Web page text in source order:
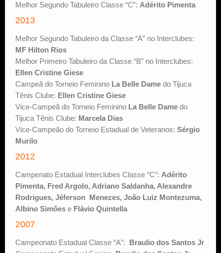
Melhor Segundo Tabuleiro Classe “C”: Adérito Pimenta
2013
Melhor Segundo Tabuleiro da Classe “A” no Interclubes:
MF Hilton Rios
Melhor Primeiro Tabuleiro da Classe “B” no Interclubes:
Ellen Cristine Giese
Campeã do Torneio Feminino La Belle Dame do Tijuca
Tênis Clube: Ellen Cristine Giese
Vice-Campeã do Torneio Feminino La Belle Dame do
Tijuca Tênis Clube: Marcela Dias
Vice-Campeão do Torneio Estadual de Veteranos: Sérgio
Murilo
2012
Campenato Estadual Interclubes Classe “C”: Adérito
Pimenta, Fred Argolo, Adriano Saldanha, Alexandre
Rodrigues, Jéferson Menezes, João Luiz Montezuma,
Albino Simões e Flávio Quintella
2007
Campeonato Estadual Classe “A”: Braulio dos Santos Jr